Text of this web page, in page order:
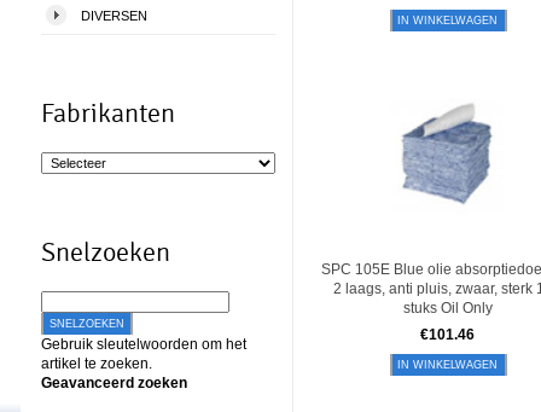
DIVERSEN
Fabrikanten
Snelzoeken
SNELZOEKEN
Gebruik sleutelwoorden om het
artikel te zoeken.
Geavanceerd zoeken
IN WINKELWAGEN
SPC 105E Blue olie
2 laags, anti pluis, zwaar, sterk
stuks Oil Only
€101.46
IN WINKELWAGEN